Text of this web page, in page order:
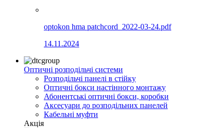
optokon hma patchcord_2022-03-24.pdf
14.11.2024
Оптичні розподільчі системи
Розподільчі панелі в стійку
Оптичні бокси настінного монтажу
Абонентські оптичні бокси, коробки
Аксесуари до розподільних панелей
Кабельні муфти
Акція